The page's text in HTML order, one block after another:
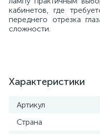
кабинетов, где
переднего отрезка
сложности.
Характеристики
Артикул
Страна